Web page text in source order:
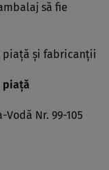
să fie
piaţă şi fabricanţii
piaţă
Vodă Nr. 99-105